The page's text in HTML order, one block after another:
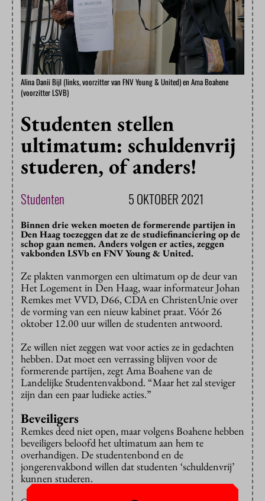
Alina Danii Bijl (links, voorzitter van FNV Young & United) en Ama Boahene
(voorzitter LSVB)
Studenten stellen
ultimatum: schuldenvrij
studeren, of anders!
Studenten 5 OKTOBER 2021
Binnen drie weken moeten de formerende partijen in
Den Haag toezeggen dat ze de studiefinanciering op de
schop gaan nemen. Anders volgen er acties, zeggen
vakbonden LSVb en FNV Young & United.
Ze plakten vanmorgen een ultimatum op de deur van
Het Logement in Den Haag, waar informateur Johan
Remkes met VVD, D66, CDA en ChristenUnie over
de vorming van een nieuw kabinet praat. Vóór 26
oktober 12.00 uur willen de studenten antwoord.
Ze willen niet zeggen wat voor acties ze in gedachten
hebben. Dat moet een verrassing blijven voor de
formerende partijen, zegt Ama Boahene van de
Landelijke Studentenvakbond. “Maar het zal steviger
zijn dan een paar ludieke acties.”
Beveiligers
Remkes deed niet open, maar volgens Boahene hebben
beveiligers beloofd het ultimatum aan hem te
overhandigen. De studentenbond en de
jongerenvakbond willen dat studenten ‘schuldenvrij’
kunnen studeren.